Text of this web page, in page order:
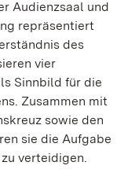
Audienzsaal und
repräsentiert
des
vier
Sinnbild für die
Zusammen mit
sowie den
sie die Aufgabe
verteidigen.